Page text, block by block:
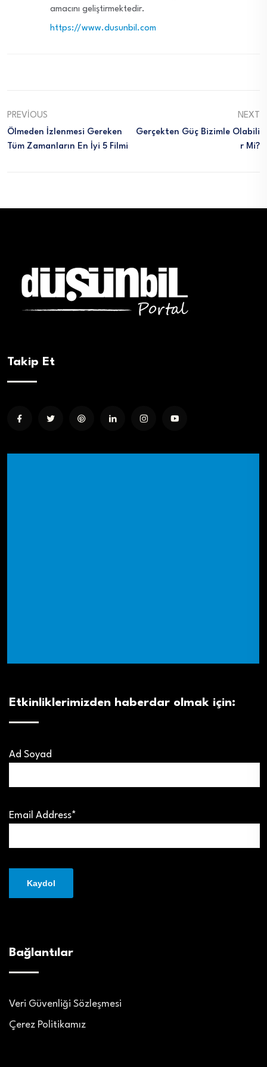
amacını geliştirmektedir.
https://www.dusunbil.com
PREVIOUS
Ölmeden İzlenmesi Gereken
Tüm Zamanların En İyi 5 Filmi
NEXT
Gerçekten Güç Bizimle Olabili
R Mi?
Takip Et
Etkinliklerimizden haberdar olmak için:
Ad Soyad
Email Address*
Bağlantılar
Veri Güvenliği Sözleşmesi
Çerez Politikamız